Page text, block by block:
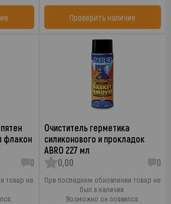
Проверить наличие
флакон
0
товар не
Очиститель герметика
силиконового и прокладок
ABRO 227 мл
0,00
0
При последнем обновлении товар не
был в наличии.
Возможно он появился.